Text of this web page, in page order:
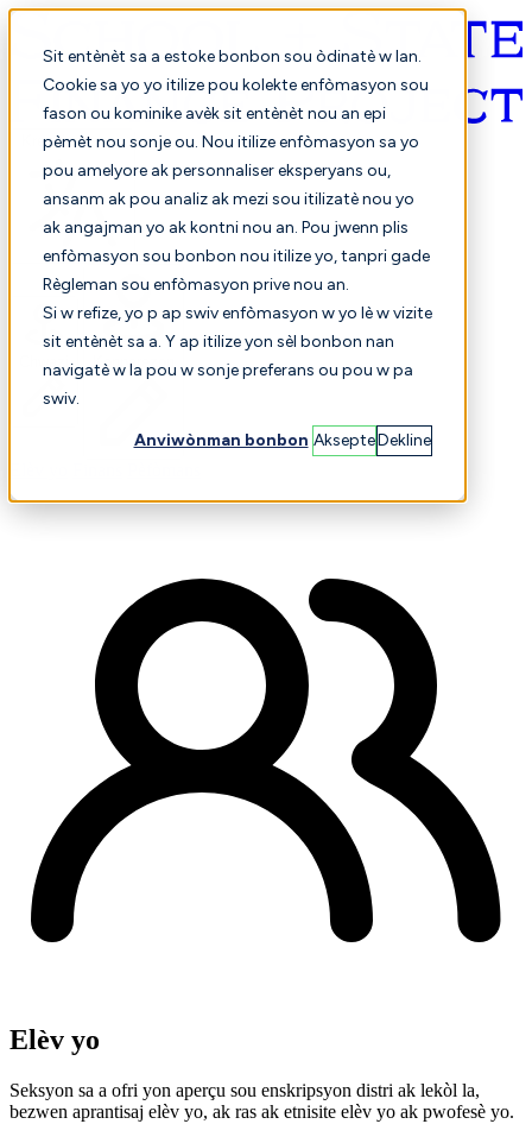
Sit entènèt sa a estoke bonbon sou òdinatè w lan.
Cookie sa yo yo itilize pou kolekte enfòmasyon sou
fason ou kominike avèk sit entènèt nou an epi
pèmèt nou sonje ou. Nou itilize enfòmasyon sa yo
pou amelyore ak personnaliser eksperyans ou,
ansanm ak pou analiz ak mezi sou itilizatè nou yo
ak angajman yo ak kontni nou an. Pou jwenn plis
enfòmasyon sou bonbon nou itilize yo, tanpri gade
Règleman sou enfòmasyon prive nou an.
Si w refize, yo p ap swiv enfòmasyon w yo lè w vizite
sit entènèt sa a. Y ap itilize yon sèl bonbon nan
navigatè w la pou w sonje preferans ou pou w pa
swiv.
Anviwònman bonbon AksepteDekline
Kreyòl ayisyen
Konparezon
Elèv yo
Seksyon sa a ofri yon aperçu sou enskripsyon distri ak lekòl la,
bezwen aprantisaj elèv yo, ak ras ak etnisite elèv yo ak pwofesè yo.